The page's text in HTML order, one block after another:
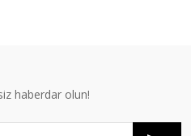
haberdar olun!